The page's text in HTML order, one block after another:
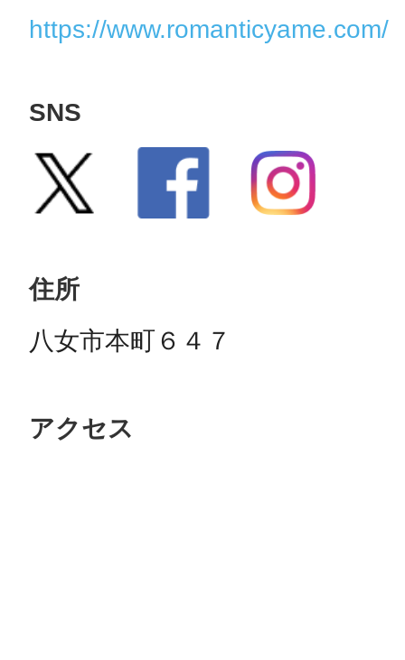
https://www.romanticyame.com/
SNS
住所
八女市本町６４７
アクセス